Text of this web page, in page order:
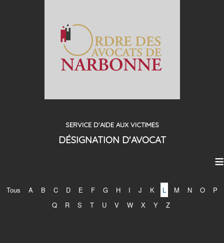
SERVICE D'AIDE AUX VICTIMES
DÉSIGNATION D'AVOCAT
≡
Tous A B C D E F G H I J K L M N O
P
Q
R S T U V W X Y Z